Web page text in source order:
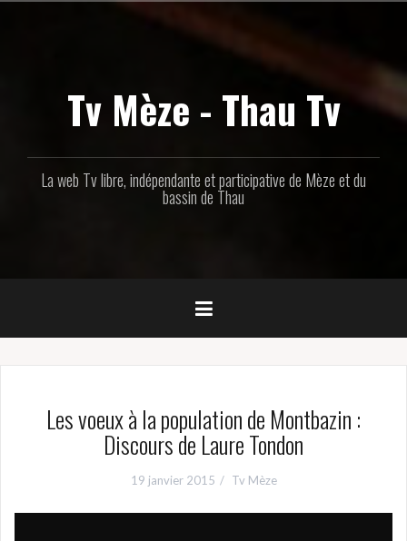
Tv Mèze - Thau Tv
La web Tv libre, indépendante et participative de Mèze et du
bassin de Thau
Les voeux à la population de Montbazin :
Discours de Laure Tondon
19 janvier 2015 Tv Mèze